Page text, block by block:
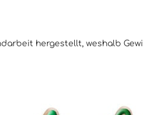
hergestellt, weshalb